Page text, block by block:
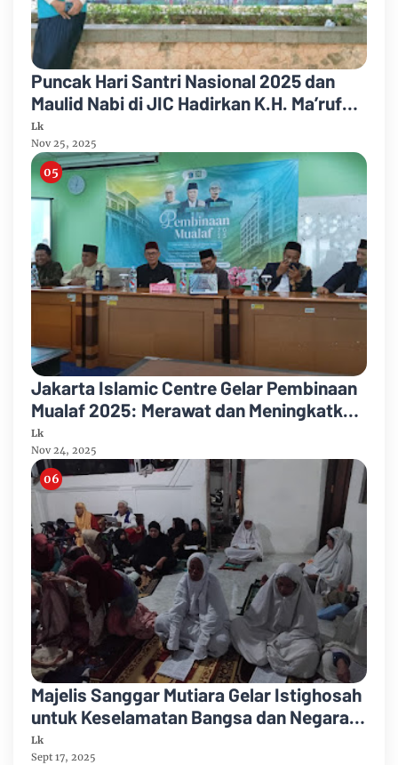
Puncak Hari Santri Nasional 2025 dan
Maulid Nabi di JIC Hadirkan K.H. Ma’ruf
Amin
Lk
Nov 25, 2025
Jakarta Islamic Centre Gelar Pembinaan
Mualaf 2025: Merawat dan Meningkatkan
Keimanan
Lk
Nov 24, 2025
Majelis Sanggar Mutiara Gelar Istighosah
untuk Keselamatan Bangsa dan Negara
RI
Lk
Sept 17, 2025